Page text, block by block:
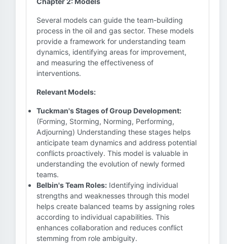
Several models can guide the team-building
process in the oil and gas sector. These models
provide a framework for understanding team
dynamics, identifying areas for improvement,
and measuring the effectiveness of
interventions.
Relevant Models:
Tuckman's Stages of Group Development:
(Forming, Storming, Norming, Performing,
Adjourning) Understanding these stages helps
anticipate team dynamics and address potential
conflicts proactively. This model is valuable in
understanding the evolution of newly formed
teams.
Belbin's Team Roles: Identifying individual
strengths and weaknesses through this model
helps create balanced teams by assigning roles
according to individual capabilities. This
enhances collaboration and reduces conflict
stemming from role ambiguity.